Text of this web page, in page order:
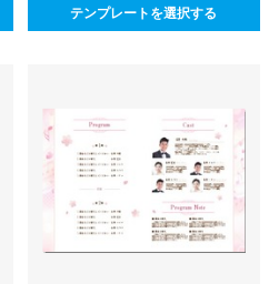
テンプレートを選択する